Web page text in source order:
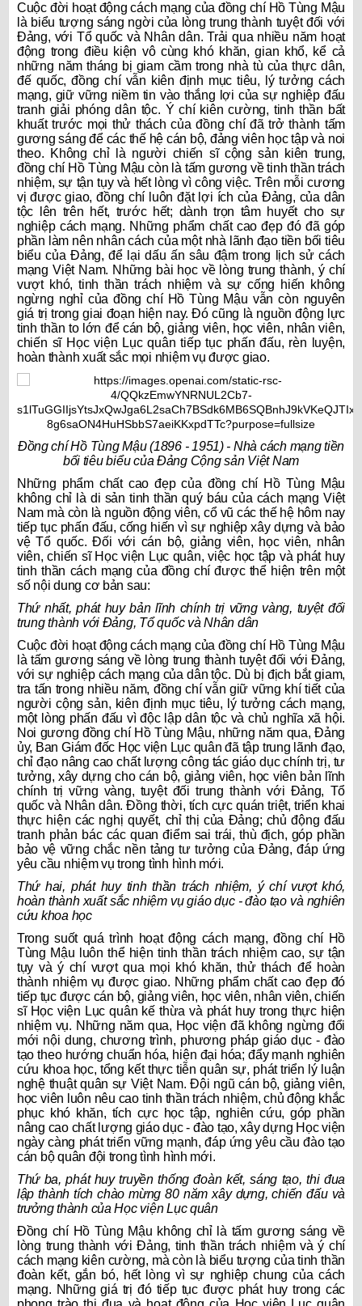
Cuộc đời hoạt động cách mạng của đồng chí Hồ Tùng Mậu
là biểu tượng sáng ngời của lòng trung thành tuyệt đối với
Đảng, với Tổ quốc và Nhân dân. Trải qua nhiều năm hoạt
động trong điều kiện vô cùng khó khăn, gian khổ, kể cả
những năm tháng bị giam cầm trong nhà tù của thực dân,
đế quốc, đồng chí vẫn kiên định mục tiêu, lý tưởng cách
mạng, giữ vững niềm tin vào thắng lợi của sự nghiệp đấu
tranh giải phóng dân tộc. Ý chí kiên cường, tinh thần bất
khuất trước mọi thử thách của đồng chí đã trở thành tấm
gương sáng để các thế hệ cán bộ, đảng viên học tập và noi
theo. Không chỉ là người chiến sĩ cộng sản kiên trung,
đồng chí Hồ Tùng Mậu còn là tấm gương về tinh thần trách
nhiệm, sự tận tụy và hết lòng vì công việc. Trên mỗi cương
vị được giao, đồng chí luôn đặt lợi ích của Đảng, của dân
tộc lên trên hết, trước hết; dành trọn tâm huyết cho sự
nghiệp cách mạng. Những phẩm chất cao đẹp đó đã góp
phần làm nên nhân cách của một nhà lãnh đạo tiền bối tiêu
biểu của Đảng, để lại dấu ấn sâu đậm trong lịch sử cách
mạng Việt Nam. Những bài học về lòng trung thành, ý chí
vượt khó, tinh thần trách nhiệm và sự cống hiến không
ngừng nghỉ của đồng chí Hồ Tùng Mậu vẫn còn nguyên
giá trị trong giai đoạn hiện nay. Đó cũng là nguồn động lực
tinh thần to lớn để cán bộ, giảng viên, học viên, nhân viên,
chiến sĩ Học viện Lục quân tiếp tục phấn đấu, rèn luyện,
hoàn thành xuất sắc mọi nhiệm vụ được giao.
Đồng chí Hồ Tùng Mậu (1896 - 1951) - Nhà cách mạng tiền
bối tiêu biểu của Đảng Cộng sản Việt Nam
Những phẩm chất cao đẹp của đồng chí Hồ Tùng Mậu
không chỉ là di sản tinh thần quý báu của cách mạng Việt
Nam mà còn là nguồn động viên, cổ vũ các thế hệ hôm nay
tiếp tục phấn đấu, cống hiến vì sự nghiệp xây dựng và bảo
vệ Tổ quốc. Đối với cán bộ, giảng viên, học viên, nhân
viên, chiến sĩ Học viện Lục quân, việc học tập và phát huy
tinh thần cách mạng của đồng chí được thể hiện trên một
số nội dung cơ bản sau:
Thứ nhất, phát huy bản lĩnh chính trị vững vàng, tuyệt đối
trung thành với Đảng, Tổ quốc và Nhân dân
Cuộc đời hoạt động cách mạng của đồng chí Hồ Tùng Mậu
là tấm gương sáng về lòng trung thành tuyệt đối với Đảng,
với sự nghiệp cách mạng của dân tộc. Dù bị địch bắt giam,
tra tấn trong nhiều năm, đồng chí vẫn giữ vững khí tiết của
người cộng sản, kiên định mục tiêu, lý tưởng cách mạng,
một lòng phấn đấu vì độc lập dân tộc và chủ nghĩa xã hội.
Noi gương đồng chí Hồ Tùng Mậu, những năm qua, Đảng
ủy, Ban Giám đốc Học viện Lục quân đã tập trung lãnh đạo,
chỉ đạo nâng cao chất lượng công tác giáo dục chính trị, tư
tưởng, xây dựng cho cán bộ, giảng viên, học viên bản lĩnh
chính trị vững vàng, tuyệt đối trung thành với Đảng, Tổ
quốc và Nhân dân. Đồng thời, tích cực quán triệt, triển khai
thực hiện các nghị quyết, chỉ thị của Đảng; chủ động đấu
tranh phản bác các quan điểm sai trái, thù địch, góp phần
bảo vệ vững chắc nền tảng tư tưởng của Đảng, đáp ứng
yêu cầu nhiệm vụ trong tình hình mới.
Thứ hai, phát huy tinh thần trách nhiệm, ý chí vượt khó,
hoàn thành xuất sắc nhiệm vụ giáo dục - đào tạo và nghiên
cứu khoa học
Trong suốt quá trình hoạt động cách mạng, đồng chí Hồ
Tùng Mậu luôn thể hiện tinh thần trách nhiệm cao, sự tận
tụy và ý chí vượt qua mọi khó khăn, thử thách để hoàn
thành nhiệm vụ được giao. Những phẩm chất cao đẹp đó
tiếp tục được cán bộ, giảng viên, học viên, nhân viên, chiến
sĩ Học viện Lục quân kế thừa và phát huy trong thực hiện
nhiệm vụ. Những năm qua, Học viện đã không ngừng đổi
mới nội dung, chương trình, phương pháp giáo dục - đào
tạo theo hướng chuẩn hóa, hiện đại hóa; đẩy mạnh nghiên
cứu khoa học, tổng kết thực tiễn quân sự, phát triển lý luận
nghệ thuật quân sự Việt Nam. Đội ngũ cán bộ, giảng viên,
học viên luôn nêu cao tinh thần trách nhiệm, chủ động khắc
phục khó khăn, tích cực học tập, nghiên cứu, góp phần
nâng cao chất lượng giáo dục - đào tạo, xây dựng Học viện
ngày càng phát triển vững mạnh, đáp ứng yêu cầu đào tạo
cán bộ quân đội trong tình hình mới.
Thứ ba, phát huy truyền thống đoàn kết, sáng tạo, thi đua
lập thành tích chào mừng 80 năm xây dựng, chiến đấu và
trưởng thành của Học viện Lục quân
Đồng chí Hồ Tùng Mậu không chỉ là tấm gương sáng về
lòng trung thành với Đảng, tinh thần trách nhiệm và ý chí
cách mạng kiên cường, mà còn là biểu tượng của tinh thần
đoàn kết, gắn bó, hết lòng vì sự nghiệp chung của cách
mạng. Những giá trị đó tiếp tục được phát huy trong các